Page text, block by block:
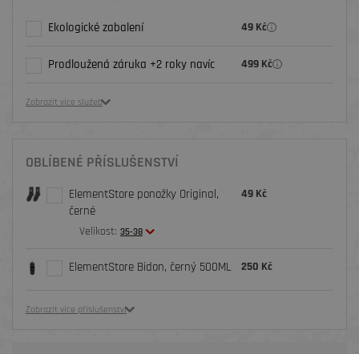
Ekologické zabalení 49 Kč
Prodloužená záruka +2 roky navíc 499 Kč
Zobrazit více služeb
OBLÍBENÉ PŘÍSLUŠENSTVÍ
ElementStore ponožky Original,
černé
Velikost: 35-38
49 Kč
ElementStore Bidon, černý 500ML 250 Kč
Zobrazit více příslušenství